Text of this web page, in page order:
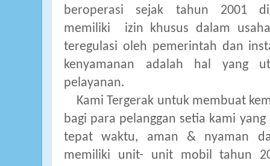
beroperasi sejak tahun 2001
memiliki
izin khusus dalam
teregulasi oleh pemerintah dan
kenyamanan adalah hal yang
pelayanan.
Kami Tergerak untuk membuat
bagi para pelanggan setia kami
tepat waktu, aman & nyaman
memiliki unit- unit mobil tahun